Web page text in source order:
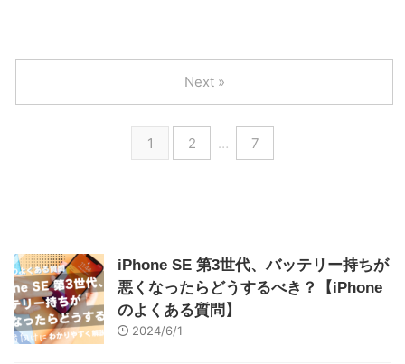
1 2 … 7
Next »
iPhone SE 第3世代、バッテリー持ちが
悪くなったらどうするべき？【iPhone
のよくある質問】
2024/6/1